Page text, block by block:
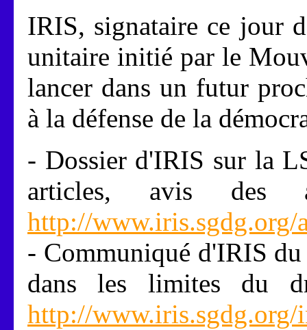
IRIS, signataire ce jour
unitaire initié par le
lancer dans un futur
à la défense de la
- Dossier d'IRIS sur la
articles, avis des
http://www.iris.sgdg.org/
- Communiqué d'IRIS
dans les limites du
http://www.iris.sgdg.org/